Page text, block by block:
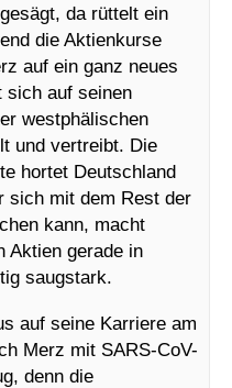
da rüttelt ein
die Aktienkurse
auf ein ganz neues
sich auf seinen
westphälischen
und vertreibt. Die
hortet Deutschland
sich mit dem Rest der
kann, macht
Aktien gerade in
saugstark.
auf seine Karriere am
Merz mit SARS-CoV-
denn die